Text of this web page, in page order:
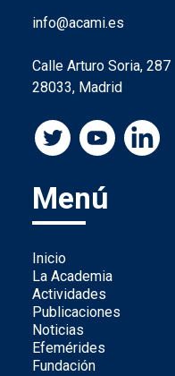
info@acami.es
Calle Arturo Soria, 287
28033, Madrid
Menú
Inicio
La Academia
Actividades
Publicaciones
Noticias
Efemérides
Fundación